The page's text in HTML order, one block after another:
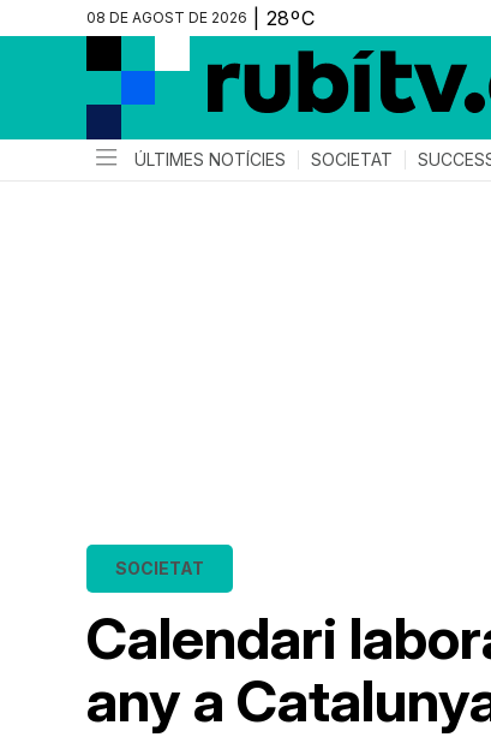
08 DE AGOST DE 2026
ÚLTIMES NOTÍCIES SOCIETAT
Calendari
any a
SOCIETAT